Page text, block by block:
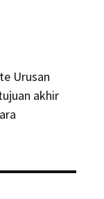
Urusan
akhir